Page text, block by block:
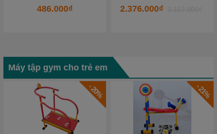
2.376.000₫ 3.152.000₫ 2.297.300₫
Máy tập gym cho trẻ em
- 21%